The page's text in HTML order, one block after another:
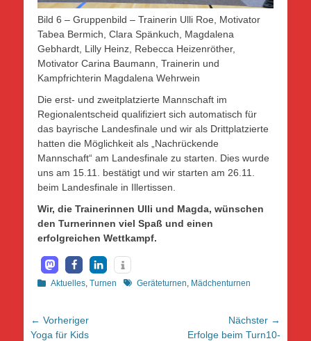
Bild 6 – Gruppenbild – Trainerin Ulli Roe, Motivator
Tabea Bermich, Clara Spänkuch, Magdalena
Gebhardt, Lilly Heinz, Rebecca Heizenröther,
Motivator Carina Baumann, Trainerin und
Kampfrichterin Magdalena Wehrwein
Die erst- und zweitplatzierte Mannschaft im
Regionalentscheid qualifiziert sich automatisch für
das bayrische Landesfinale und wir als Drittplatzierte
hatten die Möglichkeit als „Nachrückende
Mannschaft“ am Landesfinale zu starten. Dies wurde
uns am 15.11. bestätigt und wir starten am 26.11.
beim Landesfinale in Illertissen.
Wir, die Trainerinnen Ulli und Magda, wünschen
den Turnerinnen viel Spaß und einen
erfolgreichen Wettkampf.
Kategorien
Aktuelles, Turnen Schlagworte
Geräteturnen, Mädchenturnen
Beitragsnavigation
← Vorheriger
Vorheriger
Yoga für Kids
Nächster →
NächsterErfolge beim Turn10-